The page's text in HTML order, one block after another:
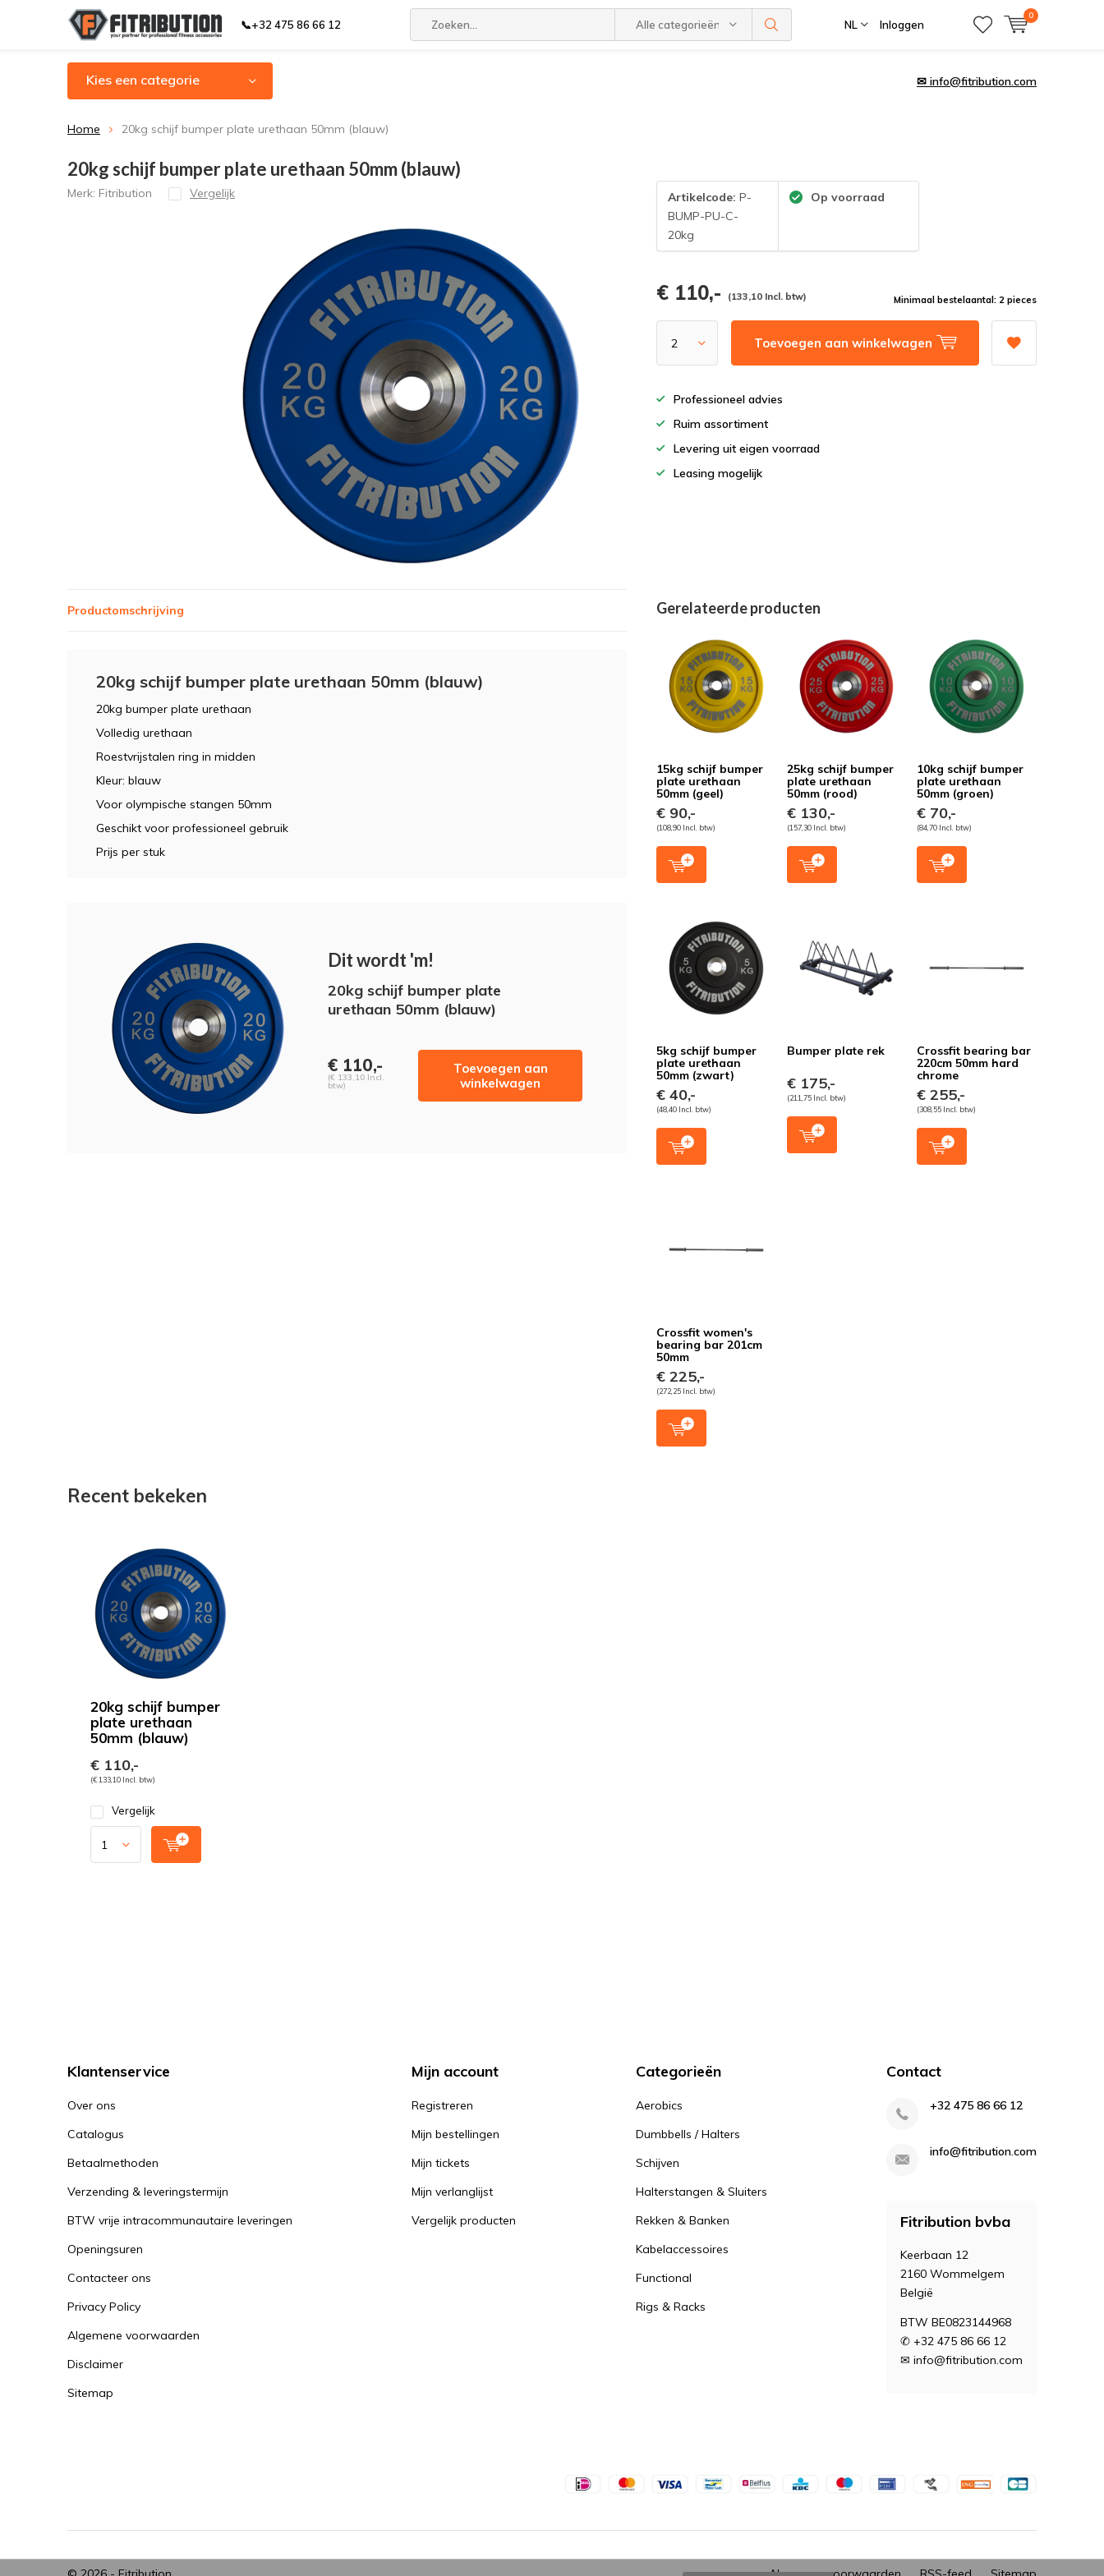
📞+32 475 86 66 12 Alle categorieën NL Inloggen
0
Kies een categorie ✉ info@fitribution.com
Home 20kg schijf bumper plate urethaan 50mm (blauw)
20kg schijf bumper plate urethaan 50mm (blauw)
Merk: Fitribution Vergelijk Artikelcode: P-
BUMP-PU-C-
20kg
Op voorraad
€ 110,- (133,10 Incl. btw) Minimaal bestelaantal: 2 pieces
Toevoegen aan winkelwagen
Professioneel advies
Ruim assortiment
Levering uit eigen voorraad
Leasing mogelijk
Productomschrijving
20kg schijf bumper plate urethaan 50mm (blauw)
20kg bumper plate urethaan
Volledig urethaan
Roestvrijstalen ring in midden
Kleur: blauw
Voor olympische stangen 50mm
Geschikt voor professioneel gebruik
Prijs per stuk
Dit wordt 'm!
20kg schijf bumper plate
urethaan 50mm (blauw)
€ 110,-
(€ 133,10 Incl.
btw)
Toevoegen aan
winkelwagen
Gerelateerde producten
15kg schijf bumper
plate urethaan
50mm (geel)
€ 90,-
(108,90 Incl. btw)
25kg schijf bumper
plate urethaan
50mm (rood)
€ 130,-
(157,30 Incl. btw)
10kg schijf bumper
plate urethaan
50mm (groen)
€ 70,-
(84,70 Incl. btw)
5kg schijf bumper
plate urethaan
50mm (zwart)
€ 40,-
(48,40 Incl. btw)
Bumper plate rek
€ 175,-
(211,75 Incl. btw)
Crossfit bearing bar
220cm 50mm hard
chrome
€ 255,-
(308,55 Incl. btw)
Crossfit women's
bearing bar 201cm
50mm
€ 225,-
(272,25 Incl. btw)
Recent bekeken
20kg schijf bumper
plate urethaan
50mm (blauw)
€ 110,-
(€ 133,10 Incl. btw)
Vergelijk
Klantenservice
Over ons
Catalogus
Betaalmethoden
Verzending & leveringstermijn
BTW vrije intracommunautaire leveringen
Openingsuren
Contacteer ons
Privacy Policy
Algemene voorwaarden
Disclaimer
Sitemap
Mijn account
Registreren
Mijn bestellingen
Mijn tickets
Mijn verlanglijst
Vergelijk producten
Categorieën
Aerobics
Dumbbells / Halters
Schijven
Halterstangen & Sluiters
Rekken & Banken
Kabelaccessoires
Functional
Rigs & Racks
Contact
+32 475 86 66 12
info@fitribution.com
Fitribution bvba
Keerbaan 12
2160 Wommelgem
België
BTW BE0823144968
✆ +32 475 86 66 12
✉ info@fitribution.com